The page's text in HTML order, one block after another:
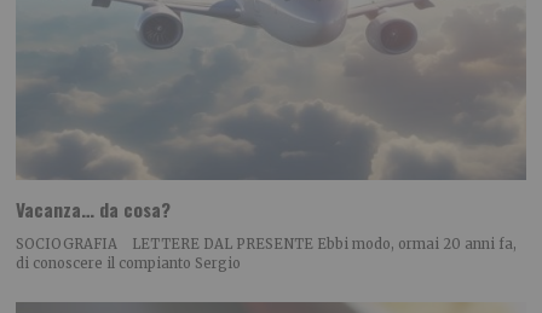
Vacanza… da cosa?
SOCIOGRAFIA LETTERE DAL PRESENTE Ebbi modo, ormai 20 anni fa,
di conoscere il compianto Sergio